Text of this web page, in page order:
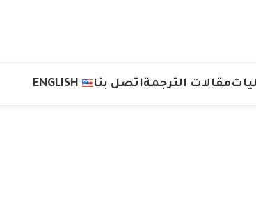
مقالات الترجمةاتصل بنا ENGLISH